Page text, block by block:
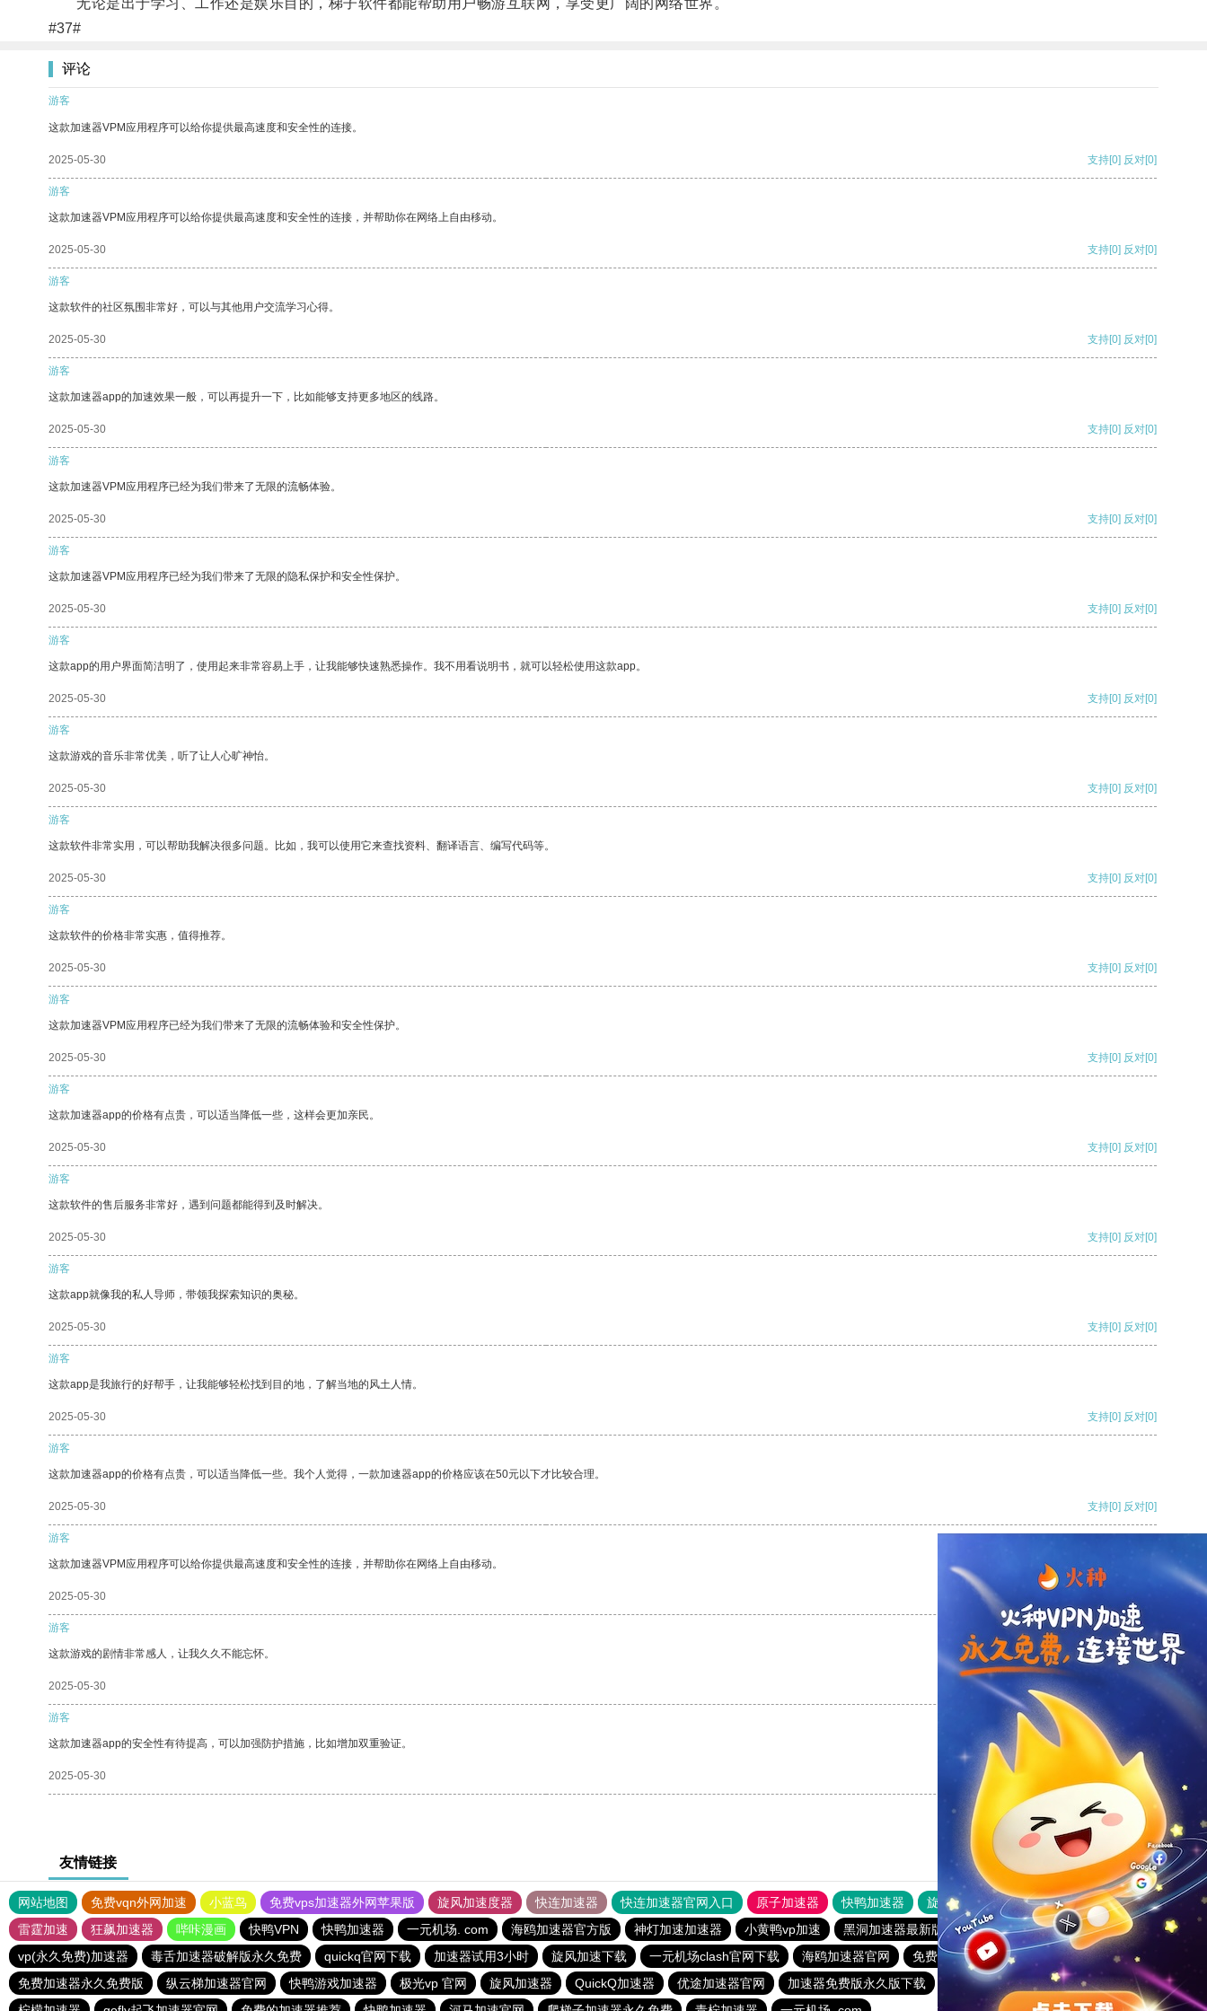
无论是出于学习、工作还是娱乐目的，梯子软件都能帮助用户畅游互联网，享受更广阔的网络世界。
#37#
评论
游客
这款加速器VPM应用程序可以给你提供最高速度和安全性的连接。
2025-05-30 支持[0] 反对[0]
游客
这款加速器VPM应用程序可以给你提供最高速度和安全性的连接，并帮助你在网络上自由移动。
2025-05-30 支持[0] 反对[0]
游客
这款软件的社区氛围非常好，可以与其他用户交流学习心得。
2025-05-30 支持[0] 反对[0]
游客
这款加速器app的加速效果一般，可以再提升一下，比如能够支持更多地区的线路。
2025-05-30 支持[0] 反对[0]
游客
这款加速器VPM应用程序已经为我们带来了无限的流畅体验。
2025-05-30 支持[0] 反对[0]
游客
这款加速器VPM应用程序已经为我们带来了无限的隐私保护和安全性保护。
2025-05-30 支持[0] 反对[0]
游客
这款app的用户界面简洁明了，使用起来非常容易上手，让我能够快速熟悉操作。我不用看说明书，就可以轻松使用这款app。
2025-05-30 支持[0] 反对[0]
游客
这款游戏的音乐非常优美，听了让人心旷神怡。
2025-05-30 支持[0] 反对[0]
游客
这款软件非常实用，可以帮助我解决很多问题。比如，我可以使用它来查找资料、翻译语言、编写代码等。
2025-05-30 支持[0] 反对[0]
游客
这款软件的价格非常实惠，值得推荐。
2025-05-30 支持[0] 反对[0]
游客
这款加速器VPM应用程序已经为我们带来了无限的流畅体验和安全性保护。
2025-05-30 支持[0] 反对[0]
游客
这款加速器app的价格有点贵，可以适当降低一些，这样会更加亲民。
2025-05-30 支持[0] 反对[0]
游客
这款软件的售后服务非常好，遇到问题都能得到及时解决。
2025-05-30 支持[0] 反对[0]
游客
这款app就像我的私人导师，带领我探索知识的奥秘。
2025-05-30 支持[0] 反对[0]
游客
这款app是我旅行的好帮手，让我能够轻松找到目的地，了解当地的风土人情。
2025-05-30 支持[0] 反对[0]
游客
这款加速器app的价格有点贵，可以适当降低一些。我个人觉得，一款加速器app的价格应该在50元以下才比较合理。
2025-05-30 支持[0] 反对[0]
游客
这款加速器VPM应用程序可以给你提供最高速度和安全性的连接，并帮助你在网络上自由移动。
2025-05-30
游客
这款游戏的剧情非常感人，让我久久不能忘怀。
2025-05-30 反对
游客
这款加速器app的安全性有待提高，可以加强防护措施，比如增加双重验证。
2025-05-30 反对[0]
友情链接
网站地图 免费vqn外网加速 小蓝鸟 免费vps加速器外网苹果版 旋风加速度器 快连加速器 快连加速器官网入口 原子加速器 快鸭加速器 旋风加速度器 外网网址导航
软件中心
雷霆加速
狂飙加速器 哔咔漫画 快鸭VPN 快鸭加速器 一元机场. com 海鸥加速器官方版 神灯加速加速器 小黄鸭vp加速 黑洞加速器最新版 一元机场
跨境加速器
vp(永久免费)加速器
毒舌加速器破解版永久免费 quickq官网下载 加速器试用3小时 旋风加速下载 一元机场clash官网下载 海鸥加速器官网 免费的加速器推荐
飞驰加速器官网
免费加速器永久免费版
纵云梯加速器官网 快鸭游戏加速器 极光vp 官网 旋风加速器 QuickQ加速器 优途加速器官网 加速器免费版永久版下载 快鸭加速器
shadowrock加速器 官方版